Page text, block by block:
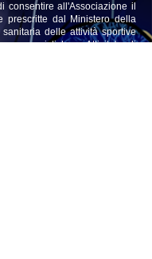
consentire all'Associazione il
prescritte dal Ministero della
delle attività sportive
agonistiche. Attivita' di